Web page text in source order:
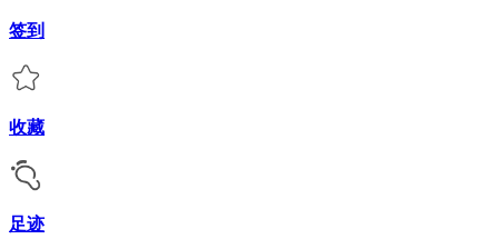
签到
收藏
足迹